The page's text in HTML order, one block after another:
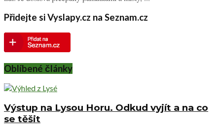
Přidejte si Vyslapy.cz na Seznam.cz
Oblíbené články
Výstup na Lysou Horu. Odkud vyjít a na co
se těšit